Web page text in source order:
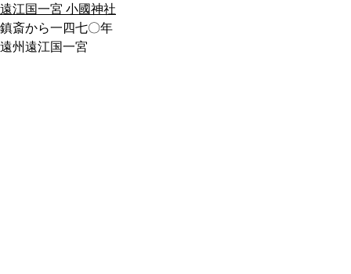
遠江国一宮 小國神社
鎮斎から一四七〇年
遠州遠江国一宮